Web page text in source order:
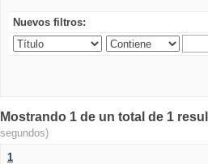
Nuevos filtros:
Mostrando 1 de un total de 1
segundos)
1